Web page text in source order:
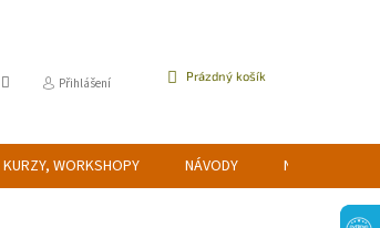
Přihlášení
NÁKUPNÍ
Prázdný košík
KURZY, WORKSHOPY NÁVODY NAPIŠTE NÁM